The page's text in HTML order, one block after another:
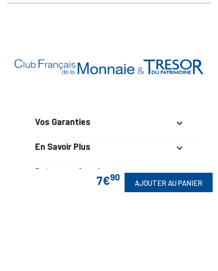
7€90
AJOUTER AU PANIER
Vos Garanties 
En Savoir Plus 
Retrouvez Aussi 